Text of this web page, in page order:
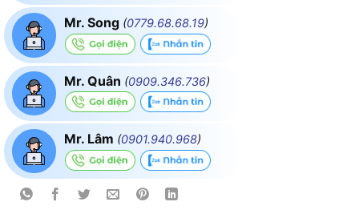
Mr. Song (0779.68.68.19)
Mr. Quân (0909.346.736)
Mr. Lâm (0901.940.968)